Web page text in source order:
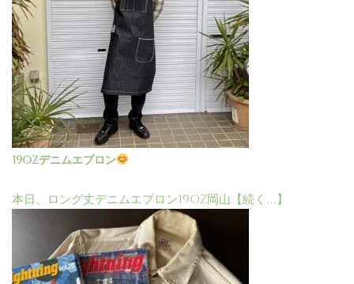
19ozデニムエプロン
本日、ロング丈デニムエプロン19oz岡山【続く…】